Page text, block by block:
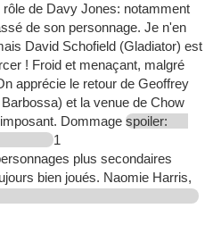
de Davy Jones: notamment
de son personnage. Je n'en
David Schofield (Gladiator) est
! Froid et menaçant, malgré
apprécie le retour de Geoffrey
et la venue de Chow
Dommage spoiler:
1
plus secondaires
bien joués. Naomie Harris,